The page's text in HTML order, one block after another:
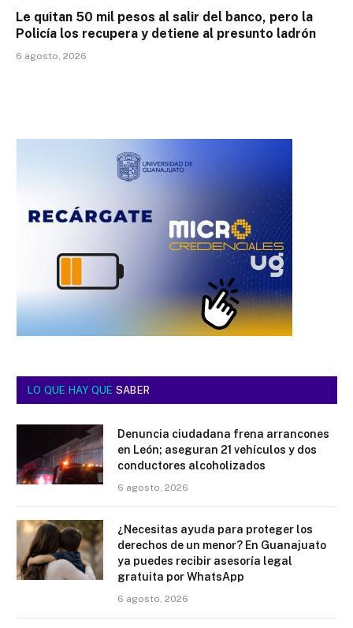
Le quitan 50 mil pesos al salir del banco, pero la
Policía los recupera y detiene al presunto ladrón
6 agosto, 2026
LO QUE HAY QUE SABER
Denuncia ciudadana frena arrancones
en León; aseguran 21 vehículos y dos
conductores alcoholizados
6 agosto, 2026
¿Necesitas ayuda para proteger los
derechos de un menor? En Guanajuato
ya puedes recibir asesoría legal
gratuita por WhatsApp
6 agosto, 2026